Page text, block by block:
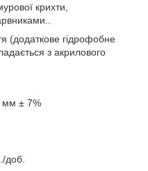
крихти,
(додаткове гідрофобне
з акрилового
мм ± 7%
доб.